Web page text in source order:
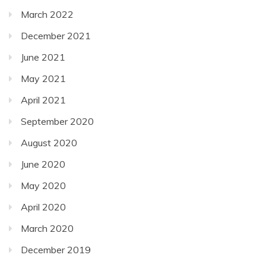
March 2022
December 2021
June 2021
May 2021
April 2021
September 2020
August 2020
June 2020
May 2020
April 2020
March 2020
December 2019